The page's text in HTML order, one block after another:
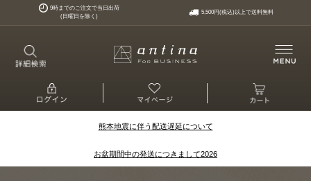
9時までのご注文で当日出荷
(日曜日を除く)
5,500円(税込)以上で送料無料
熊本地震に伴う配送遅延について
お盆期間中の発送につきまして2026